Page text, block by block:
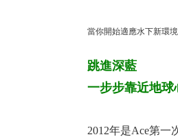
當你開始適應水下新環
跳進深藍
一步步靠近地球
2012年是Ace第